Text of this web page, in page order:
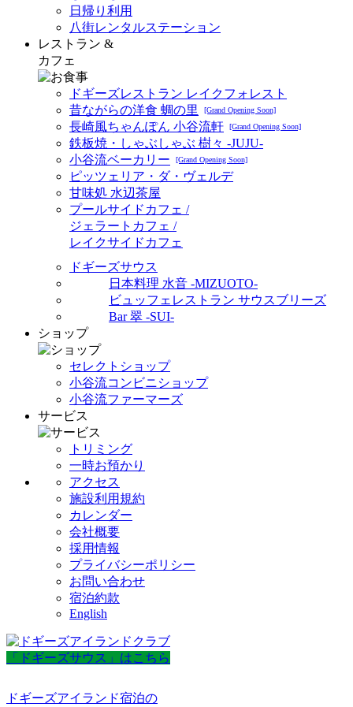
日帰り利用
八街レンタルステーション
レストラン &
カフェ
ドギーズレストラン レイクフォレスト
昔ながらの洋食 蜩の里
[Grand Opening Soon]
長崎風ちゃんぽん 小谷流軒 [Grand Opening Soon]
鉄板焼・しゃぶしゃぶ 樹々 -JUJU-
小谷流ベーカリー
[Grand Opening Soon]
ピッツェリア・ダ・ヴェルデ
甘味処 水辺茶屋
プールサイドカフェ /
ジェラートカフェ /
レイクサイドカフェ
ドギーズサウス
日本料理 水音 -MIZUOTO-
ビュッフェレストラン サウスブリーズ
Bar 翠 -SUI-
ショップ
セレクトショップ
小谷流コンビニショップ
小谷流ファーマーズ
サービス
トリミング
一時お預かり
アクセス
施設利用規約
カレンダー
会社概要
採用情報
プライバシーポリシー
お問い合わせ
宿泊約款
English
「ドギーズサウス」はこちら
ドギーズアイランド宿泊の